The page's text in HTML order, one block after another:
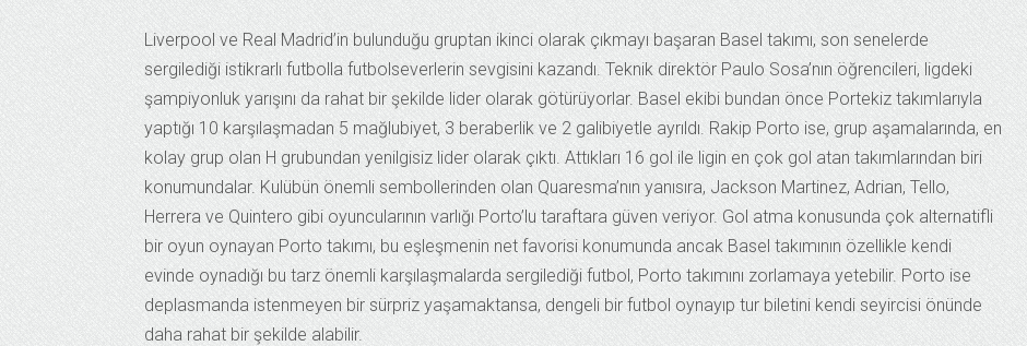
Liverpool ve Real Madrid’in bulunduğu gruptan ikinci olarak çıkmayı başaran Basel takımı, son senelerde
sergilediği istikrarlı futbolla futbolseverlerin sevgisini kazandı. Teknik direktör Paulo Sosa’nın öğrencileri, ligdeki
şampiyonluk yarışını da rahat bir şekilde lider olarak götürüyorlar. Basel ekibi bundan önce Portekiz takımlarıyla
yaptığı 10 karşılaşmadan 5 mağlubiyet, 3 beraberlik ve 2 galibiyetle ayrıldı. Rakip Porto ise, grup aşamalarında, en
kolay grup olan H grubundan yenilgisiz lider olarak çıktı. Attıkları 16 gol ile ligin en çok gol atan takımlarından biri
konumundalar. Kulübün önemli sembollerinden olan Quaresma’nın yanısıra, Jackson Martinez, Adrian, Tello,
Herrera ve Quintero gibi oyuncularının varlığı Porto’lu taraftara güven veriyor. Gol atma konusunda çok alternatifli
bir oyun oynayan Porto takımı, bu eşleşmenin net favorisi konumunda ancak Basel takımının özellikle kendi
evinde oynadığı bu tarz önemli karşılaşmalarda sergilediği futbol, Porto takımını zorlamaya yetebilir. Porto ise
deplasmanda istenmeyen bir sürpriz yaşamaktansa, dengeli bir futbol oynayıp tur biletini kendi seyircisi önünde
daha rahat bir şekilde alabilir.